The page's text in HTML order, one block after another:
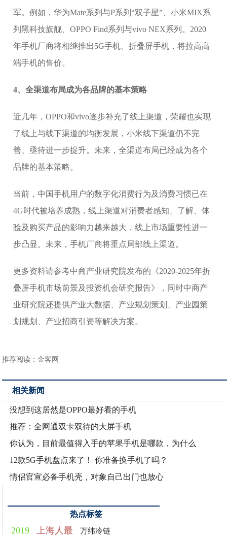
军。例如，华为Mate系列与P系列“双子星”、小米MIX系
列黑科技旗舰、OPPO Find系列与vivo NEX系列。2020
年手机厂商将相继推出5G手机、折叠屏手机，将拉高高
端手机的售价。
4、全渠道布局成为各品牌的基本策略
近几年，OPPO和vivo逐步补充了线上渠道，荣耀也实现
了线上与线下渠道的均衡发展，小米线下渠道仍不完
善、亟待进一步提升。未来，全渠道布局已经成为各个
品牌的基本策略。
当前，中国手机用户的数字化消费行为及消费习惯已在
4G时代被培养成熟，线上渠道对消费者感知、了解、体
验及购买产品的影响力越来越大，线上市场重要性进一
步凸显。未来，手机厂商将重点局部线上渠道。
更多资料请参考中商产业研究院发布的《2020-2025年折
叠屏手机市场前景及投资机会研究报告》，同时中商产
业研究院还提供产业大数据、产业规划策划、产业园策
划规划、产业招商引资等解决方案。
推荐阅读：金客网
相关新闻
没想到这居然是OPPO最好看的手机
推荐：全网通双卡双待的大屏手机
你认为，目前最值得入手的苹果手机是哪款，为什么
12款5G手机盘点来了！ 你准备换手机了吗？
情侣官宣必备手机壳，对象自己出门也放心
热点标签
2019 上海人最 万纬冷链